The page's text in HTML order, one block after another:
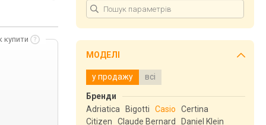
купити
МОДЕЛІ
у продажу всі
Бренди
Adriatica
Bigotti Casio
Certina
Citizen
Claude Bernard
Daniel Klein